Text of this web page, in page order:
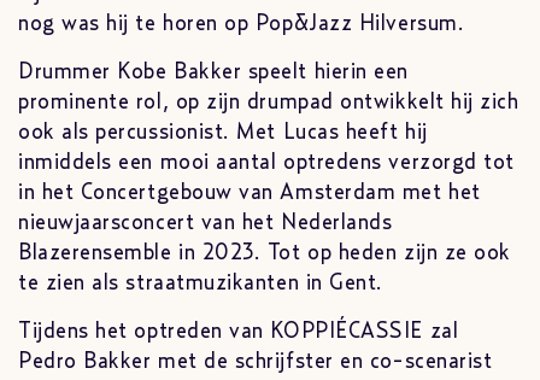
nog was hij te horen op Pop&Jazz Hilversum.
Drummer Kobe Bakker speelt hierin een
prominente rol, op zijn drumpad ontwikkelt hij zich
ook als percussionist. Met Lucas heeft hij
inmiddels een mooi aantal optredens verzorgd tot
in het Concertgebouw van Amsterdam met het
nieuwjaarsconcert van het Nederlands
Blazerensemble in 2023. Tot op heden zijn ze ook
te zien als straatmuzikanten in Gent.
Tijdens het optreden van KOPPIÉCASSIE zal
Pedro Bakker met de schrijfster en co-scenarist